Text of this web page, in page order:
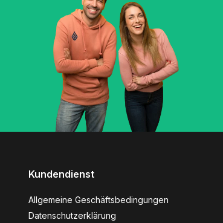
Kundendienst
Allgemeine Geschäftsbedingungen
Datenschutzerklärung